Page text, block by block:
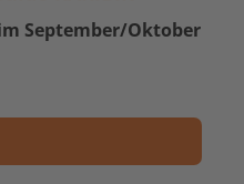
September/Oktober